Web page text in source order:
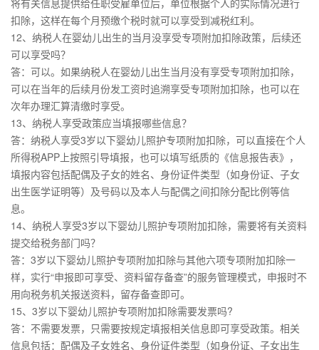
将有关信息提供给任职受雇单位后，单位根据个人的实际情况进行
扣除，这样在每个月预缴个税时就可以享受到减税红利。
12、纳税人在婴幼儿出生的当月没享受专项附加扣除政策，后续还
可以享受吗？
答：可以。如果纳税人在婴幼儿出生当月没有享受专项附加扣除，
可以在当年的后续月份发工资时追溯享受专项附加扣除，也可以在
次年办理汇算清缴时享受。
13、纳税人享受政策应当填报哪些信息？
答：纳税人享受3岁以下婴幼儿照护专项附加扣除，可以直接在个人
所得税APP上按照引导填报，也可以填写纸质的《信息报告表》，
填报内容包括配偶及子女的姓名、身份证件类型（如身份证、子女
出生医学证明等）及号码以及本人与配偶之间扣除分配比例等信
息。
14、纳税人享受3岁以下婴幼儿照护专项附加扣除，需要将有关资料
提交给税务部门吗？
答：3岁以下婴幼儿照护专项附加扣除与其他六项专项附加扣除一
样，实行“申报即可享受、资料留存备查”的服务管理模式，申报时不
用向税务机关报送资料，留存备查即可。
15、3岁以下婴幼儿照护专项附加扣除需要发票吗?
答：不需要发票，只需要按规定填报相关信息即可享受政策。相关
信息包括：配偶及子女姓名、身份证件类型（如身份证、子女出生